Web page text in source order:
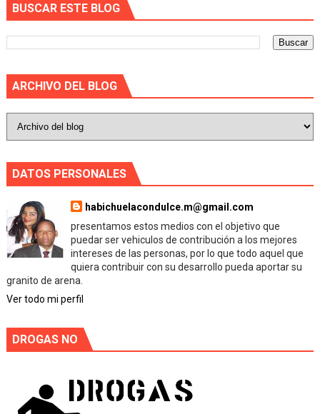
BUSCAR ESTE BLOG
ARCHIVO DEL BLOG
DATOS PERSONALES
habichuelacondulce.m@gmail.com
presentamos estos medios con el objetivo que
puedar ser vehiculos de contribución a los mejores
intereses de las personas, por lo que todo aquel que
quiera contribuir con su desarrollo pueda aportar su
granito de arena.
Ver todo mi perfil
DROGAS NO